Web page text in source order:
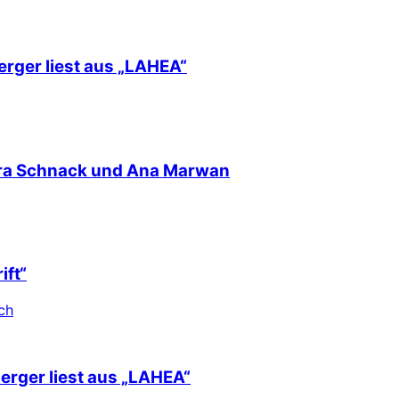
liest aus „LAHEA“
Schnack und Ana Marwan
liest aus „LAHEA“